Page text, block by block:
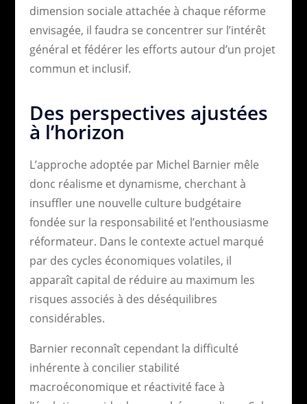
dimension sociale attachée à chaque réforme
envisagée, il faudra se concentrer sur l’intérêt
général et fédérer les efforts autour d’un projet
commun et inclusif.
Des perspectives ajustées
à l’horizon
L’approche adoptée par Michel Barnier mêle
donc réalisme et dynamisme, cherchant à
insuffler une nouvelle culture budgétaire
fondée sur la responsabilité et l’enthousiasme
réformateur. Dans le contexte actuel marqué
par des cycles économiques volatiles, il
apparaît capital de réduire au maximum les
risques associés à des déséquilibres
considérables.
Barnier reconnaît cependant la difficulté
inhérente à concilier stabilité
macroéconomique et réactivité face à